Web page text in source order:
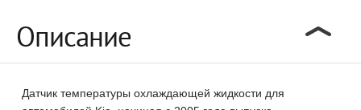
Описание
Датчик температуры охлаждающей жидкости для